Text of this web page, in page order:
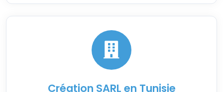
Création SARL en Tunisie